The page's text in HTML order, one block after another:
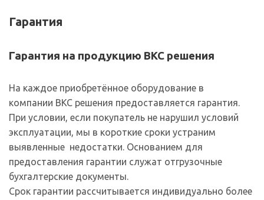
Гарантия
Гарантия на продукцию ВКС решения
На каждое приобретённое оборудование в
компании ВКС решения предоставляется гарантия.
При условии, если покупатель не нарушил условий
эксплуатации, мы в короткие сроки устраним
выявленные недостатки. Основанием для
предоставления гарантии служат отгрузочные
бухгалтерские документы.
Срок гарантии рассчитывается индивидуально более